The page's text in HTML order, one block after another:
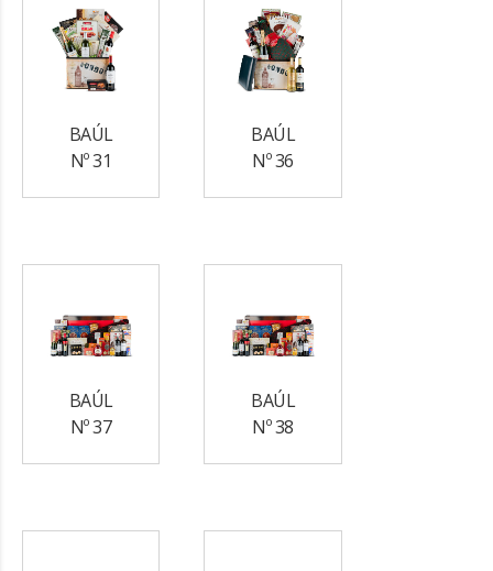
BAÚL
Nº 31
BAÚL
Nº 36
BAÚL
Nº 37
BAÚL
Nº 38